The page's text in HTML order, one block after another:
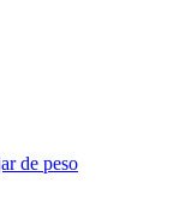
de peso